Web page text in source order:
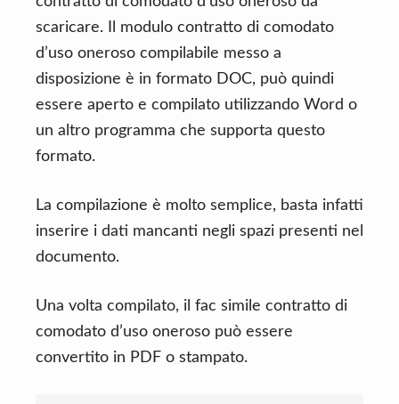
scaricare. Il modulo contratto di comodato
d’uso oneroso compilabile messo a
disposizione è in formato DOC, può quindi
essere aperto e compilato utilizzando Word o
un altro programma che supporta questo
formato.
La compilazione è molto semplice, basta infatti
inserire i dati mancanti negli spazi presenti nel
documento.
Una volta compilato, il fac simile contratto di
comodato d’uso oneroso può essere
convertito in PDF o stampato.